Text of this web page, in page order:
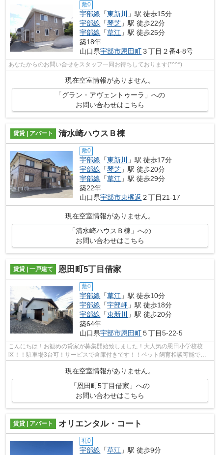
敷0
宇部線 「東新川 」駅 徒歩15分
宇部線 「琴芝 」駅 徒歩22分
宇部線 「草江 」駅 徒歩25分
築18年
山口県宇部市恩田町３丁目２番4-8号
あなたからのお問い合せをスタッフ一同お待ちしております(*^^*)
現在空室情報がありません。
「グラン・アヴェントゥーラ」への
お問い合わせはこちら
賃貸 | アパート 清水崎ハウスＢ棟
敷0
宇部線 「東新川
」駅 徒歩17分
宇部線 「琴芝 」駅 徒歩20分
宇部線 「草江 」駅 徒歩29分
築22年
山口県宇部市東梶返 ２丁目21-17
現在空室情報がありません。
「清水崎ハウスＢ棟」への
お問い合わせはこちら
賃貸 | 一戸建て 恩田町5丁目借家
敷0
宇部線 「草江 」駅 徒歩10分
宇部線 「宇部岬 」駅 徒歩18分
宇部線 「東新川
」駅 徒歩20分
築64年
山口県宇部市恩田町５丁目5-22-5
こんにちは！お勧めの貸家が募集開始致しました！大人気の恩田小学校校
区！！駐車場3台可！サービスで倉庫付きです！！ペット飼育相談可能で
す。（小型犬のみ可能です。契約時礼金＋1...
現在空室情報がありません。
「恩田町5丁目借家」への
お問い合わせはこちら
賃貸 | アパート オリエンタル・コート
礼0
宇部線 「草江 」駅 徒歩9分